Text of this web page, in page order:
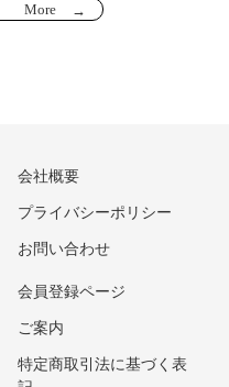
More
会社概要
プライバシーポリシー
お問い合わせ
会員登録ページ
ご案内
特定商取引法に基づく表